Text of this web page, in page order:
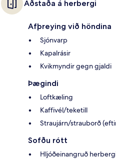
Aðstaða á herbergi
Afþreying við höndina
Sjónvarp
Kapalrásir
Kvikmyndir gegn gjaldi
Þægindi
Loftkæling
Kaffivél/teketill
Straujárn/strauborð
Sofðu rótt
Hljóðeinangruð